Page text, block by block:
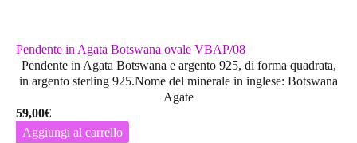
Pendente in Agata Botswana ovale VBAP/08
Pendente in Agata Botswana e argento 925, di forma quadrata,
in argento sterling 925.Nome del minerale in inglese: Botswana
Agate
59,00€
Aggiungi al carrello